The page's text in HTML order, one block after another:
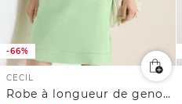
-66%
CECIL
Robe à longueur de genou avec capuche